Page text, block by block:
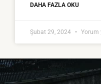
DAHA FAZLA OKU
Şubat 29, 2024 Yorum